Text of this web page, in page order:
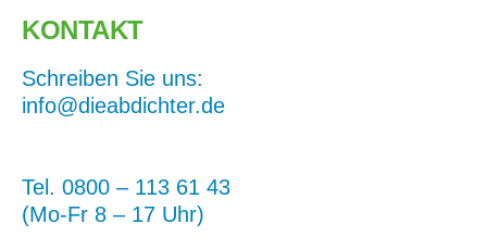
KONTAKT
Schreiben Sie uns:
info@dieabdichter.de
Tel. 0800 – 113 61 43
(Mo-Fr 8 – 17 Uhr)